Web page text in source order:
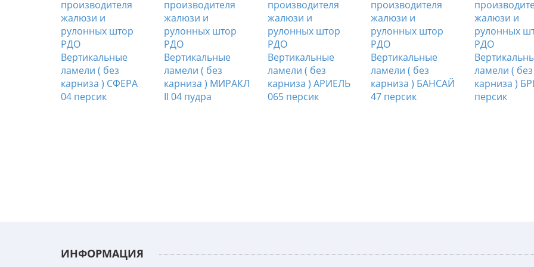
Вертикальные
ламели ( без
карниза ) СФЕРА
04 персик
Вертикальные
ламели ( без
карниза ) МИРАКЛ
II 04 пудра
Вертикальные
ламели ( без
карниза ) АРИЕЛЬ
065 персик
Вертикальные
ламели ( без
карниза ) БАНСАЙ
47 персик
ламели ( без
карниза )
персик
ИНФОРМАЦИЯ